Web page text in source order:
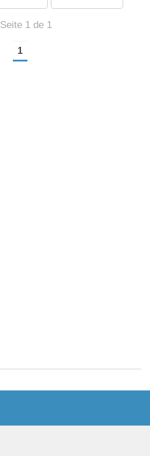
Seite 1 de 1
1